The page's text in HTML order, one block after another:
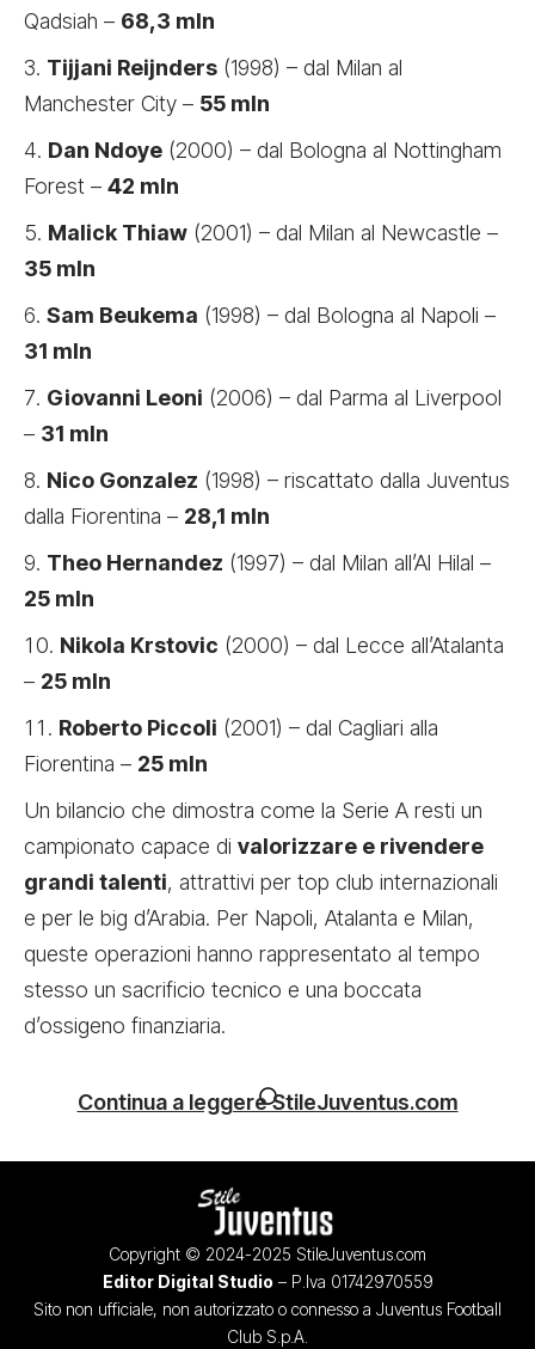
Qadsiah – 68,3 mln
Tijjani Reijnders (1998) – dal Milan al
Manchester City – 55 mln
Dan Ndoye (2000) – dal Bologna al Nottingham
Forest – 42 mln
Malick Thiaw (2001) – dal Milan al Newcastle –
35 mln
Sam Beukema (1998) – dal Bologna al Napoli –
31 mln
Giovanni Leoni (2006) – dal Parma al Liverpool
– 31 mln
Nico Gonzalez (1998) – riscattato dalla Juventus
dalla Fiorentina – 28,1 mln
Theo Hernandez (1997) – dal Milan all’Al Hilal –
25 mln
Nikola Krstovic (2000) – dal Lecce all’Atalanta
– 25 mln
Roberto Piccoli (2001) – dal Cagliari alla
Fiorentina – 25 mln
Un bilancio che dimostra come la Serie A resti un
campionato capace di valorizzare e rivendere
grandi talenti, attrattivi per top club internazionali
e per le big d’Arabia. Per Napoli, Atalanta e Milan,
queste operazioni hanno rappresentato al tempo
stesso un sacrificio tecnico e una boccata
d’ossigeno finanziaria.
Continua a leggere StileJuventus.com
Copyright © 2024-2025 StileJuventus.com
Editor Digital Studio – P.Iva 01742970559
Sito non ufficiale, non autorizzato o connesso a Juventus Football
Club S.p.A.